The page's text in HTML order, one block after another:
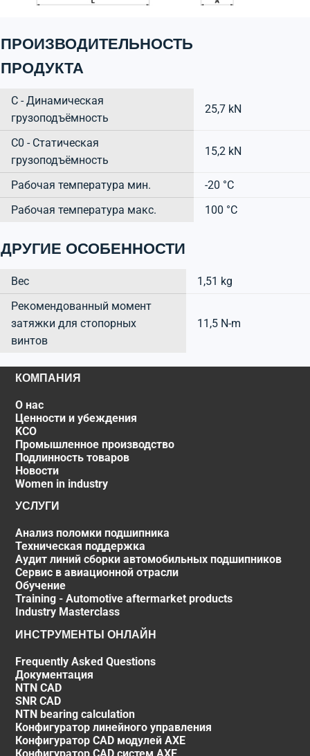
ПРОИЗВОДИТЕЛЬНОСТЬ
ПРОДУКТА
C - Динамическая
грузоподъёмность
25,7 kN
C0 - Статическая
грузоподъёмность
15,2 kN
Рабочая температура мин.
-20 °C
Рабочая температура макс.
100 °C
ДРУГИЕ ОСОБЕННОСТИ
Вес
1,51 kg
Рекомендованный момент
затяжки для стопорных
винтов
11,5 N-m
КОМПАНИЯ
О нас
Ценности и убеждения
KCO
Промышленное производство
Подлинность товаров
Новости
Women in industry
УСЛУГИ
Анализ поломки подшипника
Техническая поддержка
Аудит линий сборки автомобильных подшипников
Сервис в авиационной отрасли
Обучение
Training - Automotive aftermarket products
Industry Masterclass
ИНСТРУМЕНТЫ ОНЛАЙН
Frequently Asked Questions
Документация
NTN CAD
SNR CAD
NTN bearing calculation
Конфигуратор линейного управления
Конфигуратор CAD модулей AXE